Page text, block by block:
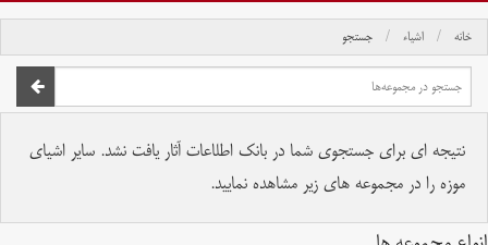
خانه اشیاء جستجو
نتیجه ای برای جستجوی شما در بانک اطلاعات آثار یافت نشد. سایر اشیای
موزه را در مجموعه های زیر مشاهده نمایید.
تمام حقوق برای موسسه کتابخانه و موزه ملی ملک محفوظ است.